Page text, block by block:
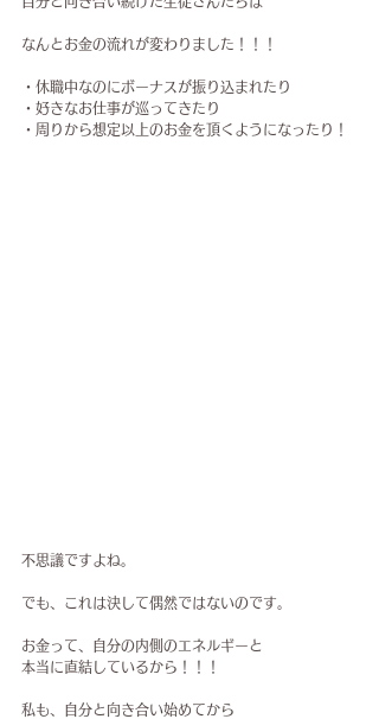
なんとお金の流れが変わりました！！！
・休職中なのにボーナスが振り込まれたり
・好きなお仕事が巡ってきたり
・周りから想定以上のお金を頂くようになったり！
不思議ですよね。
でも、これは決して偶然ではないのです。
お金って、自分の内側のエネルギーと
本当に直結しているから！！！
私も、自分と向き合い始めてから